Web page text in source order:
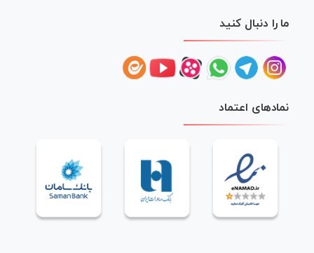
ما را دنبال کنید
نمادهای اعتماد